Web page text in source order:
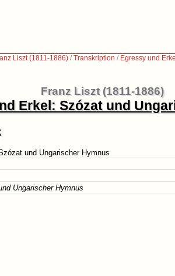
Liszt (1811-1886) /Transkription / Egressy und
Franz Liszt (1811-1886)
Erkel: Szózat und
und Ungarischer Hymnus
Ungarischer Hymnus